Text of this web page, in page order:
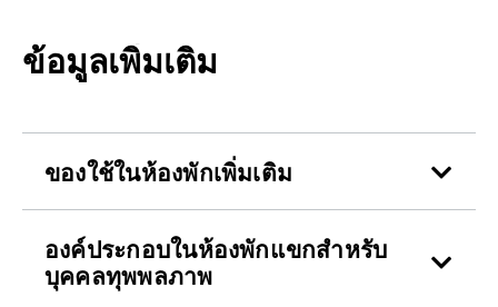
ข้อมูลเพิ่มเติม
ของใช้ในห้องพักเพิ่มเติม
องค์ประกอบในห้องพักแขกสำหรับ
บุคคลทุพพลภาพ